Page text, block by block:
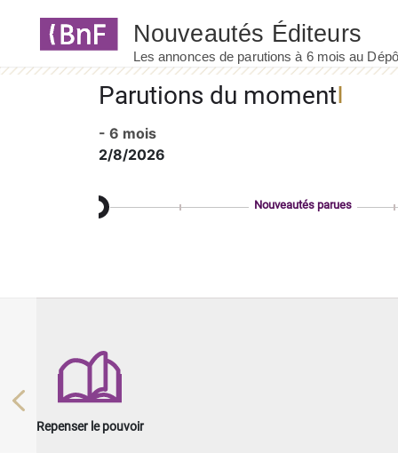
Parutions du moment
- 6 mois
2/8/2026
Nouveautés parues
Repenser le pouvoir
Previous